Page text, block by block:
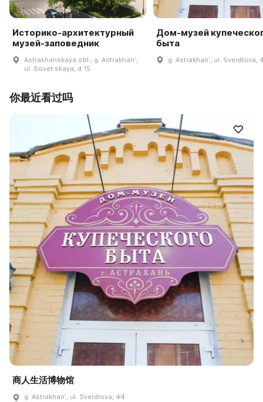
Историко-архитектурный
музей-заповедник
Astrakhanskaya obl., g. Astrakhanʹ,
ul. Sovet·skaya, d 15
Дом-музей
быта
g. Astrakhanʹ, ul. Sverdlova,
你最近看过吗
商人生活博物馆
g. Astrakhanʹ, ul. Sverdlova, 44